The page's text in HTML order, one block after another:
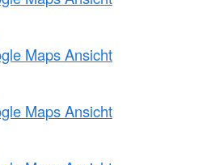
Maps Ansicht
Maps Ansicht